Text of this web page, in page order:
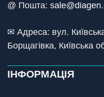
@ Пошта:
✉ Адреса: вул.
Борщагівка, Київська
ІНФОРМАЦІЯ